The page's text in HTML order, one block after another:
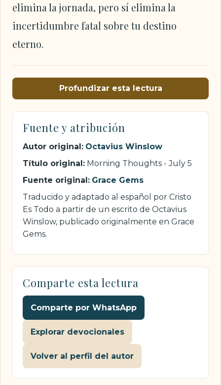
elimina la jornada, pero sí elimina la
incertidumbre fatal sobre tu destino
eterno.
Profundizar esta lectura
Fuente y atribución
Autor original: Octavius Winslow
Título original: Morning Thoughts - July 5
Fuente original: Grace Gems
Traducido y adaptado al español por Cristo
Es Todo a partir de un escrito de Octavius
Winslow, publicado originalmente en Grace
Gems.
Comparte esta lectura
Comparte por WhatsApp
Explorar devocionales
Volver al perfil del autor